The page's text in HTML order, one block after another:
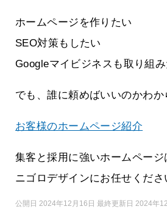
ホームページを作りたい
SEO対策もしたい
Googleマイビジネスも取り組
でも、誰に頼めばいいのかわ
お客様のホームページ紹介
集客と採用に強いホームページ
ニゴロデザインにお任せくださ
公開日 2024年12月16日 最終更新日 2024年